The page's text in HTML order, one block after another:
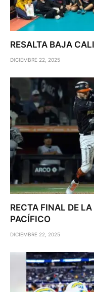
RESALTA BAJA
DICIEMBRE 22, 2025
RECTA FINAL DE
PACÍFICO
DICIEMBRE 22, 2025